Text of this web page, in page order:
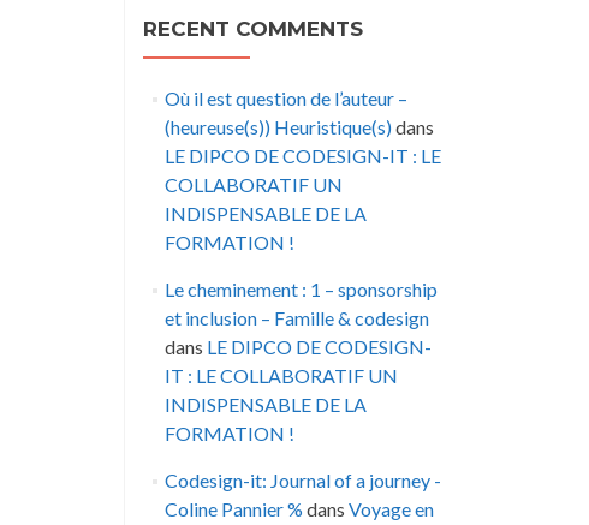
RECENT COMMENTS
Où il est question de l’auteur –
(heureuse(s)) Heuristique(s)dans
LE DIPCO DE CODESIGN-IT : LE
COLLABORATIF UN
INDISPENSABLE DE LA
FORMATION !
Le cheminement : 1 – sponsorship
et inclusion – Famille & codesign
dans LE DIPCO DE CODESIGN-
IT : LE COLLABORATIF UN
INDISPENSABLE DE LA
FORMATION !
Codesign-it: Journal of a journey -
Coline Pannier % dans Voyage en